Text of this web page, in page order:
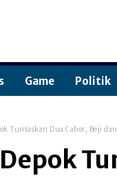
Game Politik
Tuntaskan Dua Cabor, Beji